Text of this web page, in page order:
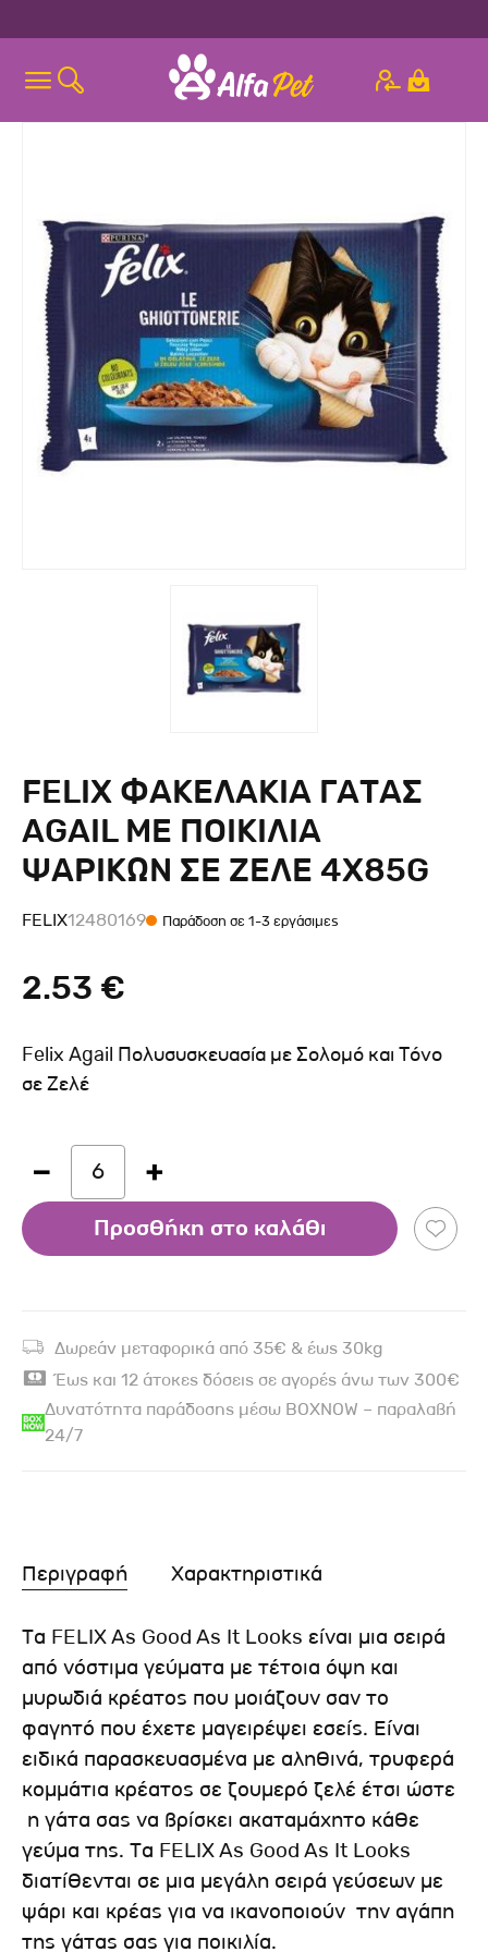
FELIX ΦΑΚΕΛΑΚΙΑ ΓΑΤΑΣ
AGAIL ΜΕ ΠΟΙΚΙΛΙΑ
ΨΑΡΙΚΩΝ ΣΕ ΖΕΛΕ 4X85G
FELIX12480169 Παράδοση σε 1-3 εργάσιμες
2.53 €
Felix Agail Πολυσυσκευασία με Σολομό και Τόνο
σε Ζελέ
6
Προσθήκη στο καλάθι
Δωρεάν μεταφορικά από 35€ & έως 30kg
Έως και 12 άτοκες δόσεις σε αγορές άνω των 300€
Δυνατότητα παράδοσης μέσω BOXNOW – παραλαβή
24/7
Περιγραφή Χαρακτηριστικά
Τα FELIX As Good As It Looks είναι μια σειρά
από νόστιμα γεύματα με τέτοια όψη και
μυρωδιά κρέατος που μοιάζουν σαν το
φαγητό που έχετε μαγειρέψει εσείς. Είναι
ειδικά παρασκευασμένα με αληθινά, τρυφερά
κομμάτια κρέατος σε ζουμερό ζελέ έτσι ώστε
η γάτα σας να βρίσκει ακαταμάχητο κάθε
γεύμα της. Τα FELIX As Good As It Looks
διατίθενται σε μια μεγάλη σειρά γεύσεων με
ψάρι και κρέας για να ικανοποιούν την αγάπη
της γάτας σας για ποικιλία.